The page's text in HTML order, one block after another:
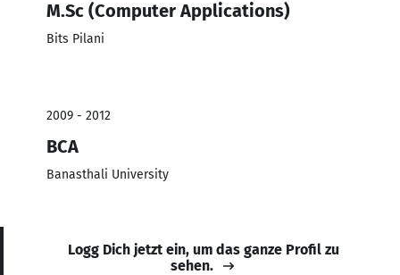
M.Sc (Computer Applications)
Bits Pilani
2009 - 2012
BCA
Banasthali University
Logg Dich jetzt ein, um das ganze Profil zu
sehen.